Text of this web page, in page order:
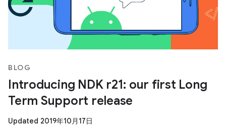
BLOG
Introducing NDK r21: our first Long
Term Support release
Updated 2019年10月17日